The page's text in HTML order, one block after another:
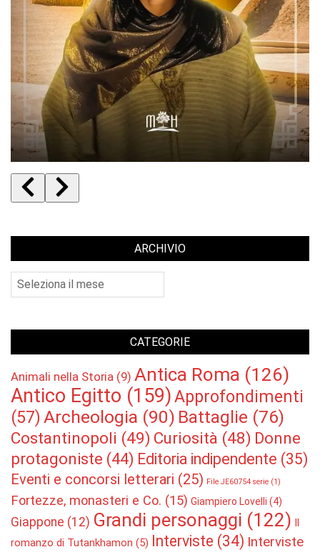
ARCHIVIO
Archivio
CATEGORIE
Animali nella Storia (9) Antica Roma (126)
Antico Egitto (159)Approfondimenti
(57) Archeologia (90) Battaglie (76)
Costantinopoli (49) Curiosità (48) Donne
protagoniste (44) Editoria indipendente (35)
Eventi e concorsi letterari (25) File JE60754 serie (1)
Fortezze, monasteri e Co. (15) Giampiero Lovelli (4)
Giappone (12) Grandi personaggi (122) Il
romanzo di Tutankhamon (5) Interviste (34) Interviste